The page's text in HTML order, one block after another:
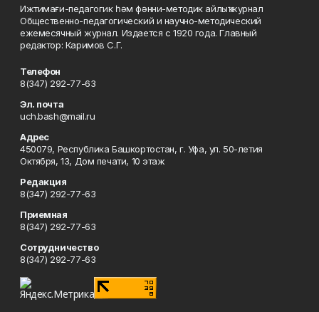
Ижтимағи-педагогик һәм фәнни-методик айлыҡ журнал
Общественно-педагогический и научно-методический
ежемесячный журнал. Издается с 1920 года. Главный
редактор: Каримов С.Г.
Телефон
8(347) 292-77-63
Эл. почта
uch.bash@mail.ru
Адрес
450079, Республика Башкортостан, г. Уфа, ул. 50-летия
Октября, 13, Дом печати, 10 этаж
Редакция
8(347) 292-77-63
Приемная
8(347) 292-77-63
Сотрудничество
8(347) 292-77-63